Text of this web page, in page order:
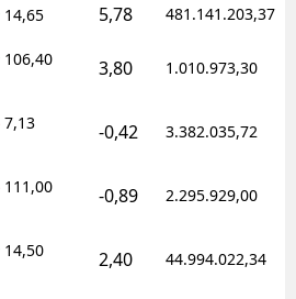
14,65 5,78 481.141.203,37
106,40 3,80 1.010.973,30
7,13 -0,42 3.382.035,72
111,00 -0,89 2.295.929,00
14,50 2,40 44.994.022,34